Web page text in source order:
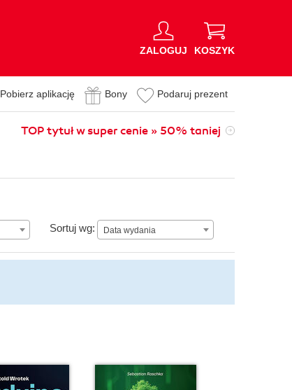
ZALOGUJ KOSZYK
Pobierz aplikację Bony Podaruj prezent
TOP tytuł w super cenie » 50% taniej
Sortuj wg: Data wydania
Data wydania